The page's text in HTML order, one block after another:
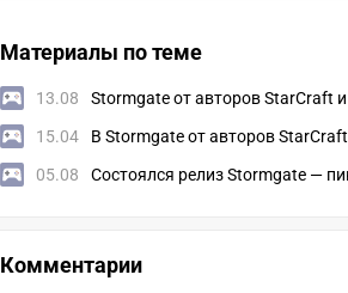
Материалы по теме
13.08 Stormgate от авторов StarCraft
15.04 В Stormgate от авторов
05.08 Состоялся релиз Stormgate —
Комментарии